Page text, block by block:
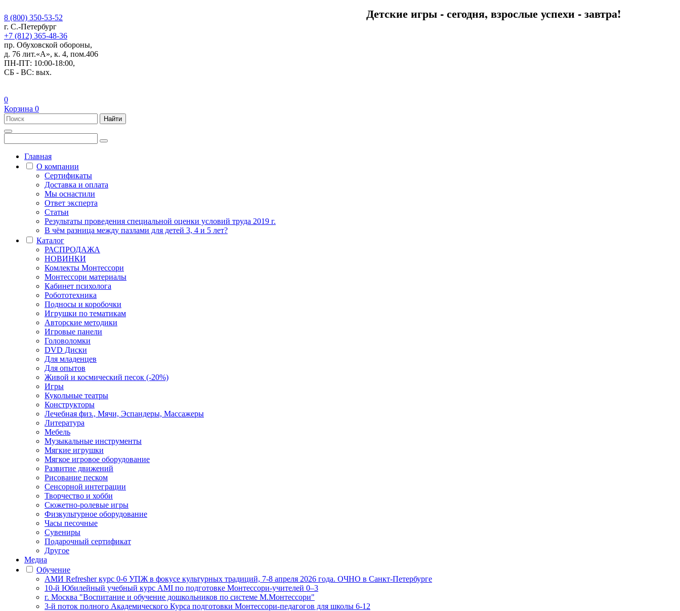
8 (800) 350-53-52
г. С.-Петербург
+7 (812) 365-48-36
пр. Обуховской обороны,
д. 76 лит.«А», к. 4, пом.406
ПН-ПТ: 10:00-18:00,
СБ - ВС: вых.
Детские игры - сегодня, взрослые успехи - завтра!
0
Корзина 0
Найти
Главная
О компании
Сертификаты
Доставка и оплата
Мы оснастили
Ответ эксперта
Статьи
Результаты проведения специальной оценки условий труда 2019 г.
В чём разница между пазлами для детей 3, 4 и 5 лет?
Каталог
РАСПРОДАЖА
НОВИНКИ
Комлекты Монтессори
Монтессори материалы
Кабинет психолога
Робототехника
Подносы и коробочки
Игрушки по тематикам
Авторские методики
Игровые панели
Головоломки
DVD Диски
Для младенцев
Для опытов
Живой и космический песок (-20%)
Игры
Кукольные театры
Конструкторы
Лечебная физ., Мячи, Эспандеры, Массажеры
Литература
Мебель
Музыкальные инструменты
Мягкие игрушки
Мягкое игровое оборудование
Развитие движений
Рисование песком
Сенсорной интеграции
Творчество и хобби
Сюжетно-ролевые игры
Физкультурное оборудование
Часы песочные
Сувениры
Подарочный сертификат
Другое
Медиа
Обучение
АМИ Refresher курс 0-6 УПЖ в фокусе культурных традиций, 7-8 апреля 2026 года. ОЧНО в Санкт-Петербурге
10-й Юбилейный учебный курс AMI по подготовке Монтессори-учителей 0–3
г. Москва "Воспитание и обучение дошкольников по системе М.Монтессори"
3-й поток полного Академического Курса подготовки Монтессори-педагогов для школы 6-12